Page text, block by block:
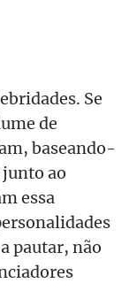
Se
de
baseando-
ao
essa
pautar, não